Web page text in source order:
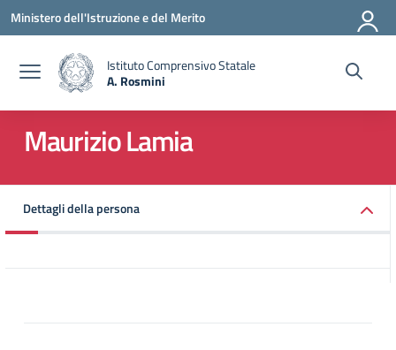
Vai ai contenuti
Vai al menu di navigazione
Vai al footer
Ministero dell'Istruzione e del Merito
Istituto Comprensivo Statale
A. Rosmini
Maurizio Lamia
Dettagli della persona